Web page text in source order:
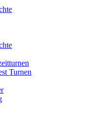
Turnen